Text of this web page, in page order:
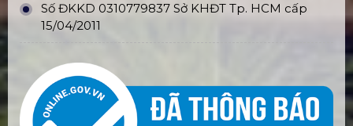
Số ĐKKD 0310779837 Sở KHĐT Tp. HCM cấp
15/04/2011